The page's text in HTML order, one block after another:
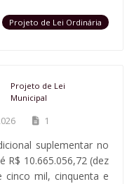
Projeto de Lei Ordinária
Projeto de Lei
Municipal
1
suplementar no
R$ 10.665.056,72 (dez
cinco mil, cinquenta e